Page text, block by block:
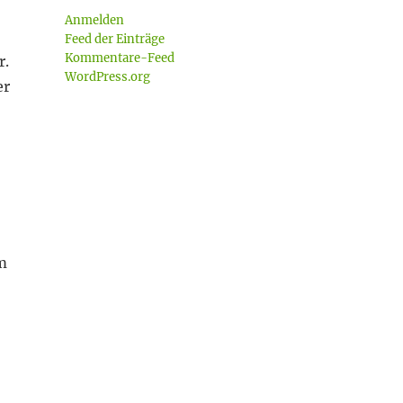
Anmelden
Feed der Einträge
Kommentare-Feed
WordPress.org